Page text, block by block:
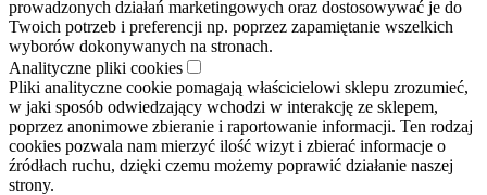
prowadzonych działań marketingowych oraz dostosowywać je do
Twoich potrzeb i preferencji np. poprzez zapamiętanie wszelkich
wyborów dokonywanych na stronach.
Analityczne pliki cookies
Pliki analityczne cookie pomagają właścicielowi sklepu zrozumieć,
w jaki sposób odwiedzający wchodzi w interakcję ze sklepem,
poprzez anonimowe zbieranie i raportowanie informacji. Ten rodzaj
cookies pozwala nam mierzyć ilość wizyt i zbierać informacje o
źródłach ruchu, dzięki czemu możemy poprawić działanie naszej
strony.